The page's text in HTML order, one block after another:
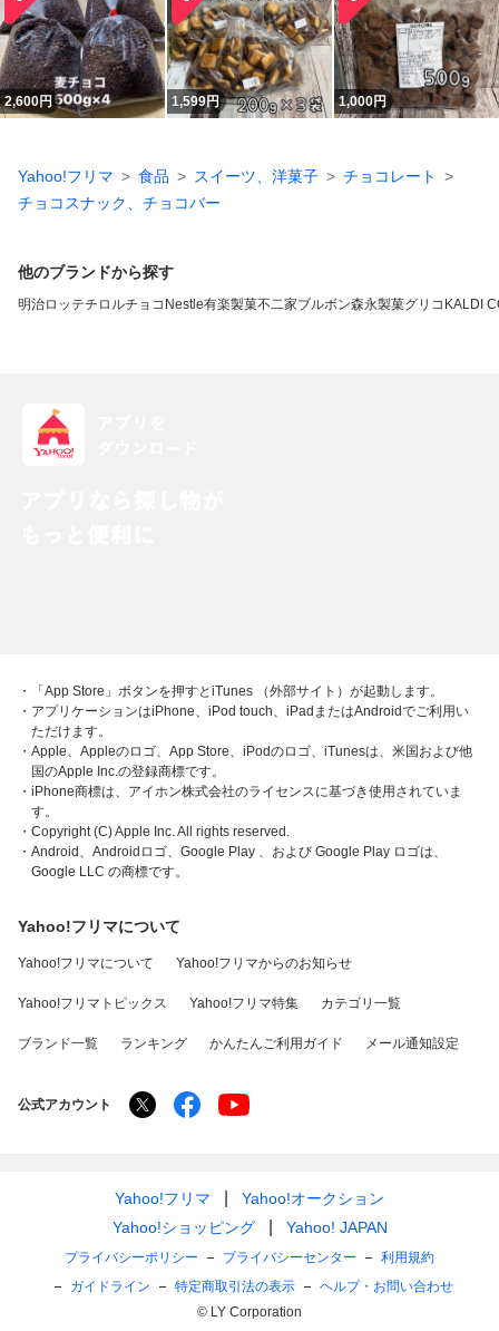
2,600円 1,599円 1,000円
Yahoo!フリマ 食品 スイーツ、洋菓子
チョコレート
チョコスナック、チョコバー
他のブランドから探す
明治ロッテチロルチョコ Nestle有楽製菓不二家ブルボン森永製菓グリコ KALDI
・「App Store」ボタンを押すとiTunes （外部サイト）が起動します。
・アプリケーションはiPhone、iPod touch、iPadまたはAndroidでご利用い
ただけます。
・Apple、Appleのロゴ、App Store、iPodのロゴ、iTunesは、米国および他
国のApple Inc.の登録商標です。
・iPhone商標は、アイホン株式会社のライセンスに基づき使用されていま
す。
・Copyright (C) Apple Inc. All rights reserved.
・Android、Androidロゴ、Google Play 、および Google Play ロゴは、
Google LLC の商標です。
Yahoo!フリマについて
Yahoo!フリマについて Yahoo!フリマからのお知らせ
Yahoo!フリマトピックス Yahoo!フリマ特集 カテゴリ一覧
ブランド一覧 ランキング かんたんご利用ガイド メール通知設定
公式アカウント
Yahoo!フリマ
Yahoo!オークション
Yahoo!ショッピング
Yahoo! JAPAN
プライバシーポリシー プライバシーセンター
利用規約
ガイドライン
特定商取引法の表示
ヘルプ・お問い合わせ
© LY Corporation